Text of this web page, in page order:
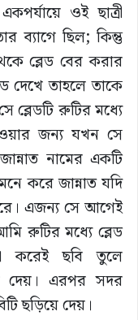
ওই ছাত্রী
ব্যাগে ছিল; কিন্তু
ব্লেড বের করার
দেখে তাহলে তাকে
ব্লেডটি রুটির মধ্যে
জন্য যখন সে
নামের একটি
করে জান্নাত যদি
এজন্য সে আগেই
রুটির মধ্যে ব্লেড
করেই ছবি তুলে
দেয়। এরপর সদর
ছড়িয়ে দেয়।